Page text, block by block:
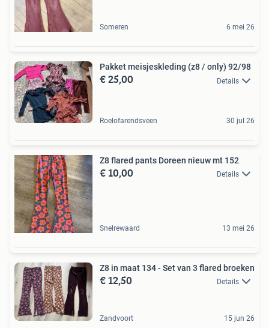
Someren 6 mei 26
Pakket meisjeskleding (z8 / only) 92/98
€ 25,00 Details
Roelofarendsveen 30 jul 26
Z8 flared pants Doreen nieuw mt 152
€ 10,00 Details
Snelrewaard 13 mei 26
Z8 in maat 134 - Set van 3 flared broeken
€ 12,50 Details
Zandvoort 15 jun 26